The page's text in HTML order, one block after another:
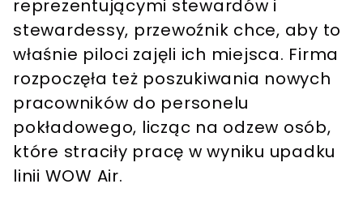
reprezentującymi stewardów i
stewardessy, przewoźnik chce, aby to
właśnie piloci zajęli ich miejsca. Firma
rozpoczęła też poszukiwania nowych
pracowników do personelu
pokładowego, licząc na odzew osób,
które straciły pracę w wyniku upadku
linii WOW Air.